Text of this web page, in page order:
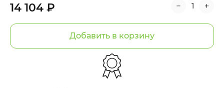
14 104 ₽
Добавить в корзину